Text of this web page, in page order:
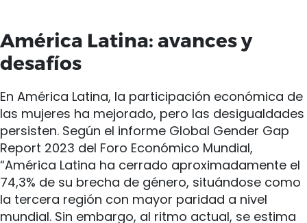
América Latina: avances y
desafíos
En América Latina, la participación económica de
las mujeres ha mejorado, pero las desigualdades
persisten. Según el informe Global Gender Gap
Report 2023 del Foro Económico Mundial,
“América Latina ha cerrado aproximadamente el
74,3% de su brecha de género, situándose como
la tercera región con mayor paridad a nivel
mundial. Sin embargo, al ritmo actual, se estima